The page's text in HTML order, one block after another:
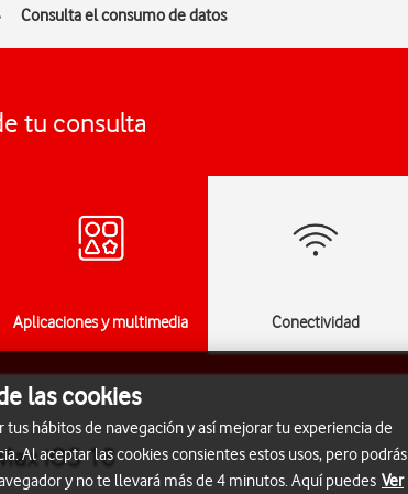
Consulta el consumo de datos
tu consulta
Aplicaciones y multimedia Conectividad
iOS 18
las cookies
hábitos de navegación y así mejorar tu experiencia de
Al aceptar las cookies consientes estos usos, pero podrás
y no te llevará más de 4 minutos. Aquí puedes Ver